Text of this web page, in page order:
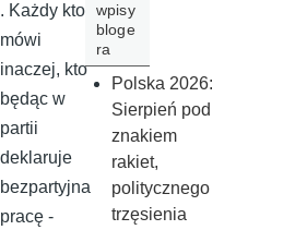
. Każdy kto
mówi
inaczej, kto
będąc w
partii
deklaruje
bezpartyjna
pracę -
wpisy
bloge
ra
Polska 2026:
Sierpień pod
znakiem
rakiet,
politycznego
trzęsienia